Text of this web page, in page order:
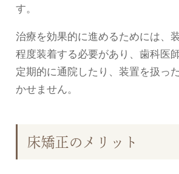
す。
治療を効果的に進めるためには、
程度装着する必要があり、歯科医
定期的に通院したり、装置を扱っ
かせません。
床矯正のメリット